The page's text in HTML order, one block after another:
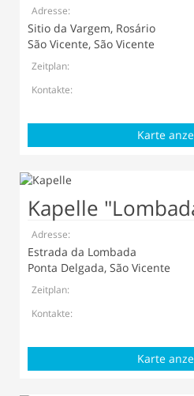
Adresse:
Sitio da Vargem, Rosário
São Vicente, São Vicente
Zeitplan:
Kontakte:
Karte
Kapelle
Adresse:
Estrada da Lombada
Ponta Delgada, São Vicente
Zeitplan:
Kontakte:
Karte